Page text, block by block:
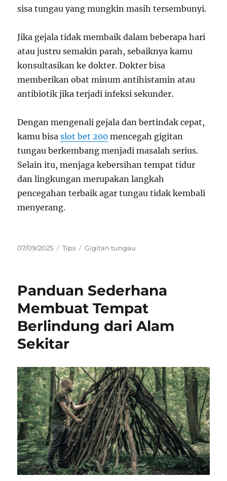
sisa tungau yang mungkin masih tersembunyi.
Jika gejala tidak membaik dalam beberapa hari
atau justru semakin parah, sebaiknya kamu
konsultasikan ke dokter. Dokter bisa
memberikan obat minum antihistamin atau
antibiotik jika terjadi infeksi sekunder.
Dengan mengenali gejala dan bertindak cepat,
kamu bisaslot bet 200 mencegah gigitan
tungau berkembang menjadi masalah serius.
Selain itu, menjaga kebersihan tempat tidur
dan lingkungan merupakan langkah
pencegahan terbaik agar tungau tidak kembali
menyerang.
Posted
07/09/2025 Categories
Tips Tags
Gigitan tungau
Panduan Sederhana
Membuat Tempat
Berlindung dari Alam
Sekitar